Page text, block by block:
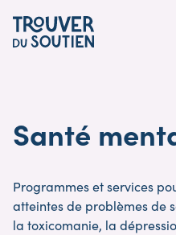
to
main
Santé
Programmes et services
atteintes de problèmes de
la toxicomanie, la